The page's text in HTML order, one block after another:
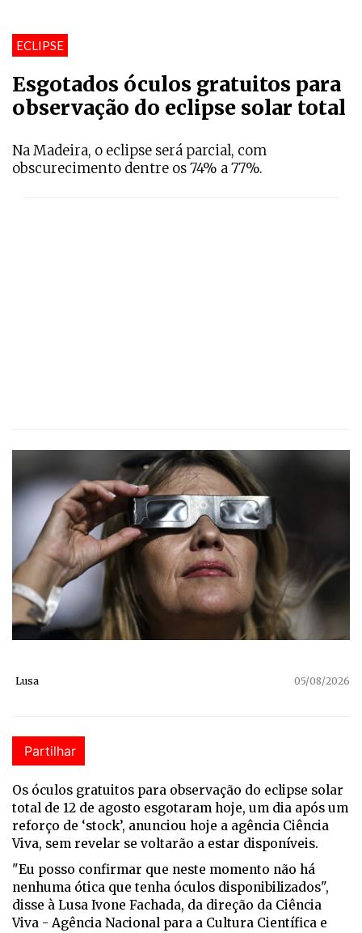
ECLIPSE
Esgotados óculos gratuitos para
observação do eclipse solar total
Na Madeira, o eclipse será parcial, com
obscurecimento dentre os 74% a 77%.
Lusa 05/08/2026
Partilhar
Os óculos gratuitos para observação do eclipse solar
total de 12 de agosto esgotaram hoje, um dia após um
reforço de ‘stock’, anunciou hoje a agência Ciência
Viva, sem revelar se voltarão a estar disponíveis.
"Eu posso confirmar que neste momento não há
nenhuma ótica que tenha óculos disponibilizados",
disse à Lusa Ivone Fachada, da direção da Ciência
Viva - Agência Nacional para a Cultura Científica e